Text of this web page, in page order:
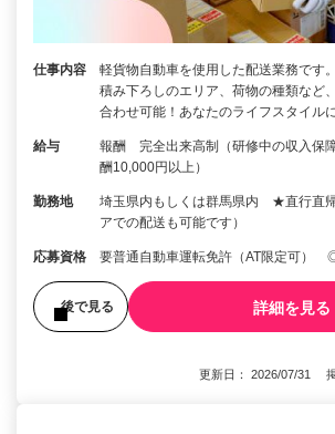
仕事内容
軽貨物自動車を使用した配送業務です
積み下ろしのエリア、荷物の種類など
合わせ可能！あなたのライフスタイル
給与
報酬 完全出来高制（研修中の収入保
酬10,000円以上）
勤務地
埼玉県内もしくは群馬県内 ★直行直
アでの配送も可能です）
応募資格 要普通自動車運転免許（AT限定可）
後で見る 詳細を見る
更新日： 2026/07/31